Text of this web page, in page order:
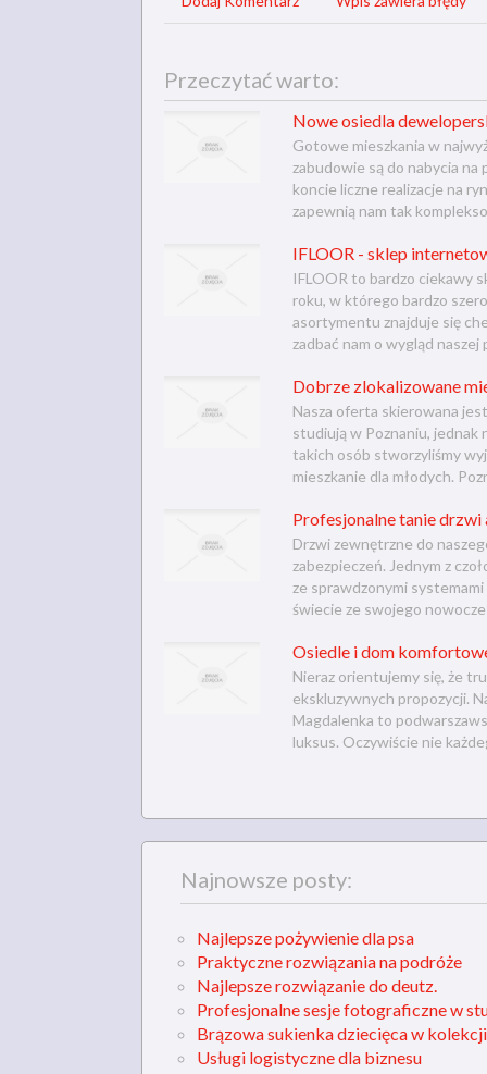
Przeczytać warto:
Nowe osiedla
Gotowe mieszkania w
zabudowie są do nabycia
koncie liczne realizacje na
zapewnią nam tak
IFLOOR - sklep
IFLOOR to bardzo ciekawy
roku, w którego bardzo
asortymentu znajduje się
zadbać nam o wygląd naszej
Dobrze zlokalizowane
Nasza oferta skierowana
studiują w Poznaniu, jednak
takich osób stworzyliśmy
mieszkanie dla młodych.
Profesjonalne tanie drzwi
Drzwi zewnętrzne do
zabezpieczeń. Jednym z
ze sprawdzonymi
świecie ze swojego
Osiedle i dom
Nieraz orientujemy się, że
ekskluzywnych propozycji.
Magdalenka to
luksus. Oczywiście nie
Najnowsze posty:
Najlepsze pożywienie dla psa
Praktyczne rozwiązania na podróże
Najlepsze rozwiązanie do deutz.
Profesjonalne sesje fotograficzne w
Brązowa sukienka dziecięca w
Usługi logistyczne dla biznesu